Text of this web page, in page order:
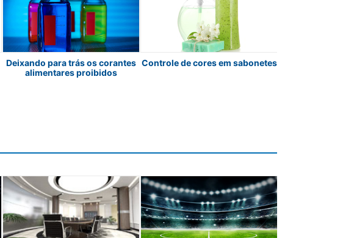
Deixando para trás os corantes
alimentares proibidos
Controle de cores em sabonetes